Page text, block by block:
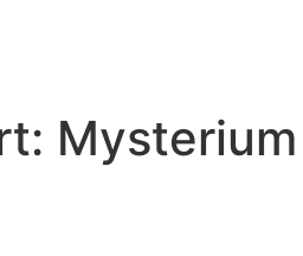
Mysterium